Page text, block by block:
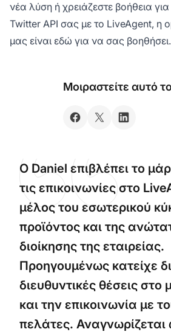
νέα λύση ή χρειάζεστε βοήθεια
Twitter API σας με το LiveAgent, η
μας είναι εδώ για να σας βοηθήσει.
Μοιραστείτε αυτό
Ο Daniel επιβλέπει το
τις επικοινωνίες στο
μέλος του εσωτερικού
προϊόντος και της
διοίκησης της εταιρείας.
Προηγουμένως κατείχε
διευθυντικές θέσεις στο
και την επικοινωνία με
πελάτες.